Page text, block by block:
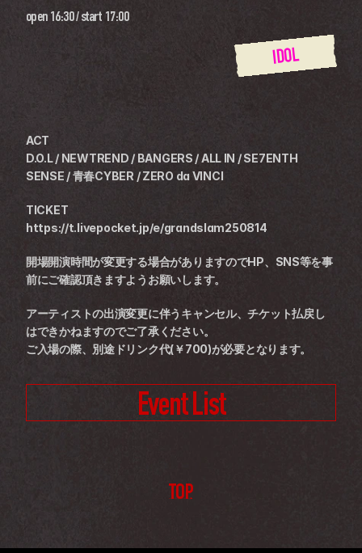
open 16:30 / start 17:00
IDOL
ACT
D.O.L / NEWTREND / BANGERS / ALL IN / SE7ENTH
SENSE / 青春CYBER / ZERO da VINCI
TICKET
https://t.livepocket.jp/e/grandslam250814
開場開演時間が変更する場合がありますのでHP、SNS等を事
前にご確認頂きますようお願いします。
アーティストの出演変更に伴うキャンセル、チケット払戻し
はできかねますのでご了承ください。
ご入場の際、別途ドリンク代(￥700)が必要となります。
Event List
TOP